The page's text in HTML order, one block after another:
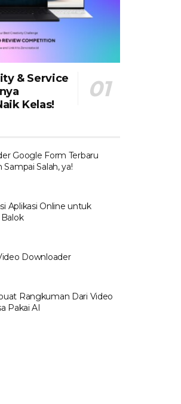
& Service
Kelas!
Google Form Terbaru
Sampai Salah, ya!
Aplikasi Online untuk
Downloader
Rangkuman Dari Video
Pakai AI